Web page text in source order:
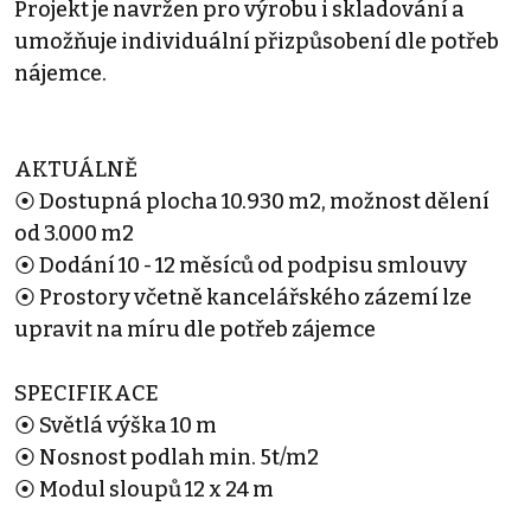
Projekt je navržen pro výrobu i skladování a
umožňuje individuální přizpůsobení dle potřeb
nájemce.
AKTUÁLNĚ
⦿ Dostupná plocha 10.930 m2, možnost dělení
od 3.000 m2
⦿ Dodání 10 - 12 měsíců od podpisu smlouvy
⦿ Prostory včetně kancelářského zázemí lze
upravit na míru dle potřeb zájemce
SPECIFIKACE
⦿ Světlá výška 10 m
⦿ Nosnost podlah min. 5t/m2
⦿ Modul sloupů 12 x 24 m